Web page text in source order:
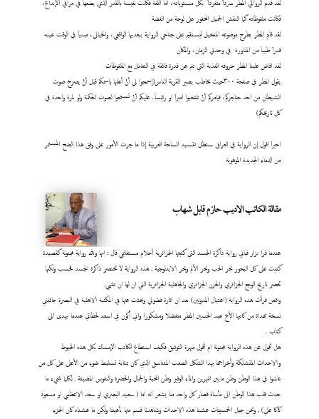
لقد قدم الروائي المطر سرداَ متفرداَ بكل مستوياته، اما اللغة فكانت نفيسة بالقدر الذي يضعها في مراقي الإبداع،
فكانت ملفوظاته كما النقش الجميل المحفور على لوحة من الفضة
لقد قام المطر بطرح موضوعه المتخيل ليستقيم على جناحي الرواية ببعديها الواقعي، والخيالي، مبدياَ في الوقت عينه
قدراَ طيباَ من المناورة في وحدتي الزمان، والمكان
لقد افاض علينا المطر حروفه العذبة التي تنم عن قدرة فائقة في التعامل مع الملفوظات
يقول المطر في صفحة ٣٠٠حيث يخاطب بصير القرية الناس(إسمحوا لي أنْ أعلنها باسمكم قبل أنْ يصرخ صوت
الشيطان من احد حناجركم، فيامركم أنْ تنتخبوا اميراَ او رئيساَ.. عليكم أنْ تستمعوا لصوت الحكمة ولو لمرة واحدة في
كل تاريخكم)
اخيراَ اقول إن الرواية في العراق ستظل تتسيد الساحة العربية إذا ما جرت الأمور على وفق هذا الضخ المستمر
من الدماء الجديدة الموهوبة
مقالة الكاتب الاديب حازم قابل شهاب
عندما قرا نزار قباني رواية ذاكرة الجسد التي كتبتها الجزائرية أحلام مستغانمي قال : انها ولله رواية مجنونة كقصيدة
كتبت على كل البحور بحر الحب وبحر الألم وبحر الايدلوجية , هذه الرواية لا تختصر ذاكرة الجسد فحسب ولكنها
تخصر تاريخ الوجع الجزائري والحزن الجزائري والجاهلية الجزائرية التي ان لها ان تنتهي.
وبتمعن قرأت هذه الرواية (اغتيال المدونين) بعد ان اثارة فضولي وبحثت عنها في المكتبة الاهلية في البصرة جائتني
نسخة مهداة من كاتبها الأخ عبد الحسين المطر متفضلا ومشكورا واني أكون في اسعد لحظاتي عندما يهدى الى
كتاب.
هل أقول عن هذه الرواية مجنونة ام أقول مبهرة التوثيق فكيف استطاع الكاتب الإمساك بكل هذه الخيوط
والاحداث المتشابكة وأخراجها بهذا الشكل الصعب المتناسق الذي كان بمثابة تسليط ضوء من الأعلى على كل من
عاشوا في هذا الوطن وطن مابين النهرين والماء الوفير وطن المحبة والجمال والخضرة والنفوس المضيئة . لكلما شيء ما
حدث قلب هذا الوطن الى مأساة فصار كل واحد منا يشعر انه اما ( سعيد البصري او سعد الاعظمي او مسعود
كاكا علي) , ونحن جيل الخمسينات عشنا هذه الاحداث وشاهدنا قسم منها بأعيننا ولكن ما عشناه كان الجزء